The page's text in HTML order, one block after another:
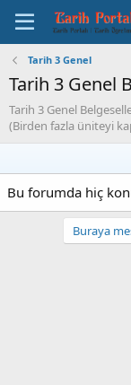
Tarih 3 Genel
Tarih 3 Genel
Tarih 3 Genel
(Birden fazla üniteyi
Bu forumda hiç
Buraya